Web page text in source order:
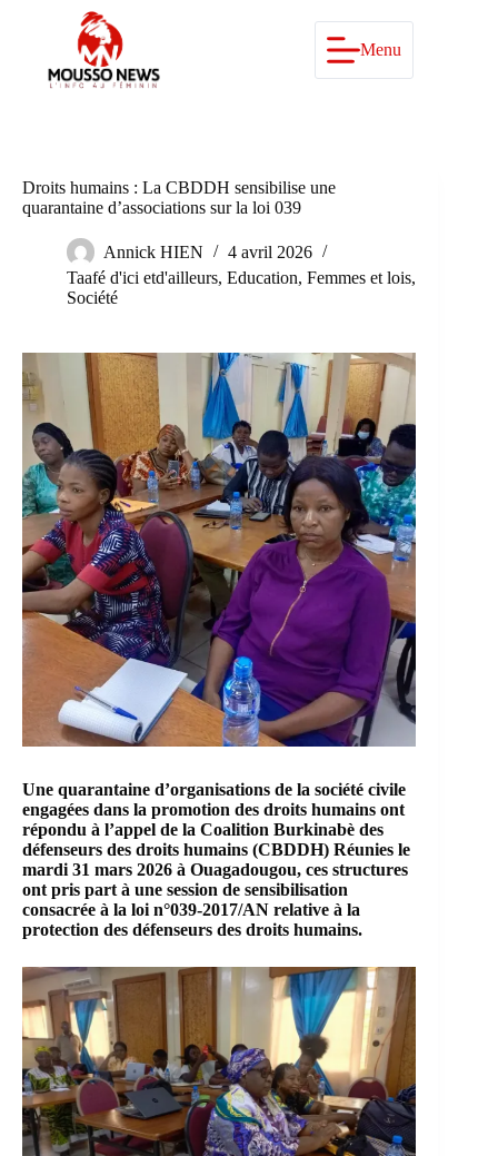
Menu
Droits humains : La CBDDH sensibilise une
quarantaine d’associations sur la loi 039
Annick HIEN
4 avril 2026
Taafé d'ici etd'ailleurs, Education, Femmes et lois,
Société
Une quarantaine d’organisations de la société civile
engagées dans la promotion des droits humains ont
répondu à l’appel de la Coalition Burkinabè des
défenseurs des droits humains (CBDDH) Réunies le
mardi 31 mars 2026 à Ouagadougou, ces structures
ont pris part à une session de sensibilisation
consacrée à la loi n°039-2017/AN relative à la
protection des défenseurs des droits humains.